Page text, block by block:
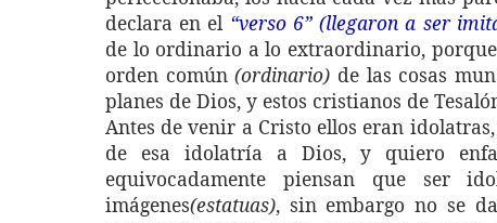
declara en el “verso 6” (llegaron a ser
de lo ordinario a lo extraordinario,
orden común(ordinario) de las cosas
planes de Dios, y estos cristianos de
Antes de venir a Cristo ellos eran
de esa idolatría a Dios, y quiero
equivocadamente piensan que ser
imágenes(estatuas), sin embargo no se